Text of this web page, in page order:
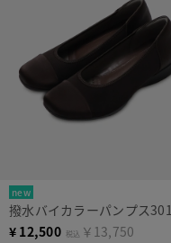
new
撥水バイカラーパンプス301
¥ 12,500 税込 ￥13,750